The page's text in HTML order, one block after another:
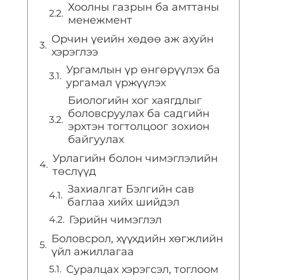
Хоолны газрын ба амттаны
менежмент
Орчин үеийн хөдөө аж ахуйн
хэрэглээ
Ургамлын үр өнгөрүүлэх ба
ургамал үржүүлэх
Биологийн хог хаягдлыг
боловсруулах ба садгийн
эрхтэн тогтолцоог зохион
байгуулах
Урлагийн болон чимэглэлийн
төслүүд
Захиалгат Бэлгийн сав
баглаа хийх шийдэл
Гэрийн чимэглэл
Боловсрол, хүүхдийн хөгжлийн
үйл ажиллагаа
Суралцах хэрэгсэл, тоглоом